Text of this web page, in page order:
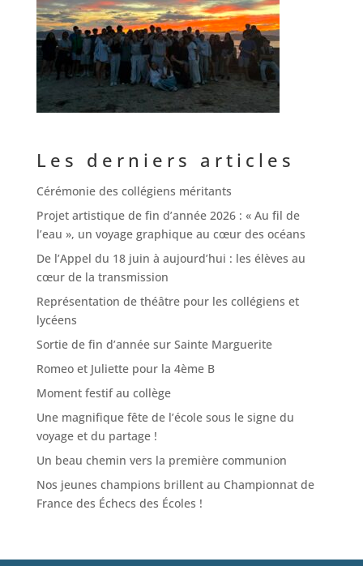
Les derniers articles
Cérémonie des collégiens méritants
Projet artistique de fin d’année 2026 : « Au fil de
l’eau », un voyage graphique au cœur des océans
De l’Appel du 18 juin à aujourd’hui : les élèves au
cœur de la transmission
Représentation de théâtre pour les collégiens et
lycéens
Sortie de fin d’année sur Sainte Marguerite
Romeo et Juliette pour la 4ème B
Moment festif au collège
Une magnifique fête de l’école sous le signe du
voyage et du partage !
Un beau chemin vers la première communion
Nos jeunes champions brillent au Championnat de
France des Échecs des Écoles !